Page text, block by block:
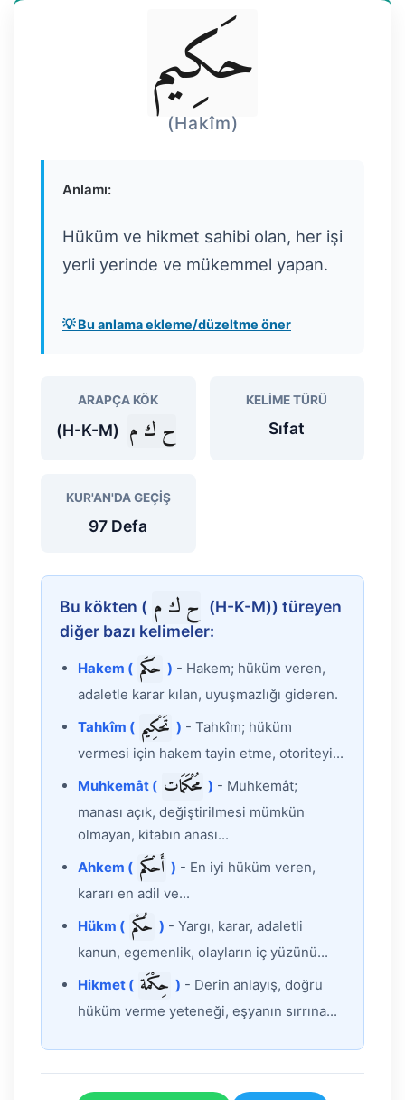
حَكِيم
(Hakîm)
Anlamı:
Hüküm ve hikmet sahibi olan, her işi
yerli yerinde ve mükemmel yapan.
💡 Bu anlama ekleme/düzeltme öner
ARAPÇA KÖK
ح ك م (H-K-M)
KELIME TÜRÜ
Sıfat
KUR'AN'DA GEÇIŞ
97 Defa
Bu kökten ( ح ك م (H-K-M)) türeyen
diğer bazı kelimeler:
Hakem ( حَكَم ) - Hakem; hüküm veren,
adaletle karar kılan, uyuşmazlığı gideren.
Tahkîm ( تَحْكِيم ) - Tahkîm; hüküm
vermesi için hakem tayin etme, otoriteyi...
Muhkemât ( مُحْكَمَات ) - Muhkemât;
manası açık, değiştirilmesi mümkün
olmayan, kitabın anası...
Ahkem ( أَحْكَم ) - En iyi hüküm veren,
kararı en adil ve...
Hükm ( حُكْم ) - Yargı, karar, adaletli
kanun, egemenlik, olayların iç yüzünü...
Hikmet ( حِكْمَة ) - Derin anlayış, doğru
hüküm verme yeteneği, eşyanın sırrına...